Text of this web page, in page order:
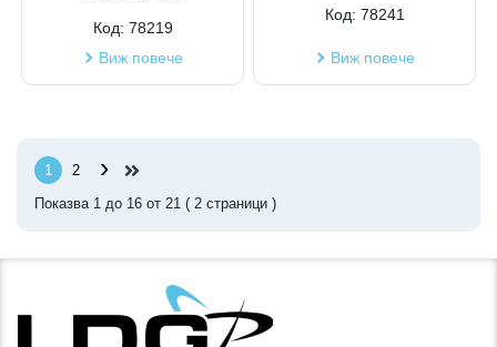
Код: 78219
Виж повече
Код: 78241
Виж повече
1 2 ›
Показва 1 до 16 от 21 ( 2 страници )